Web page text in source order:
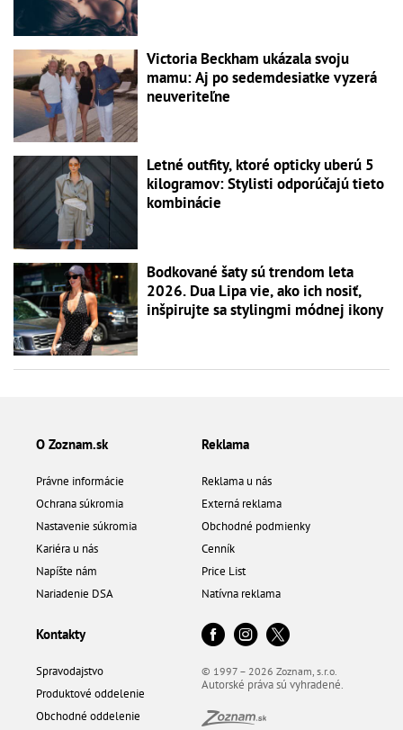
Victoria Beckham ukázala svoju
mamu: Aj po sedemdesiatke vyzerá
neuveriteľne
Letné outfity, ktoré opticky uberú 5
kilogramov: Stylisti odporúčajú tieto
kombinácie
Bodkované šaty sú trendom leta
2026. Dua Lipa vie, ako ich nosiť,
inšpirujte sa stylingmi módnej ikony
O Zoznam.sk
Právne informácie
Ochrana súkromia
Nastavenie súkromia
Kariéra u nás
Napíšte nám
Nariadenie DSA
Reklama
Reklama u nás
Externá reklama
Obchodné podmienky
Cenník
Price List
Natívna reklama
Kontakty
Spravodajstvo
Produktové oddelenie
Obchodné oddelenie
© 1997 – 2026 Zoznam, s.r.o.
Autorské práva sú vyhradené.